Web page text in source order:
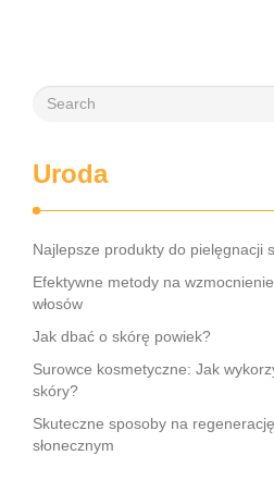
Uroda
Najlepsze produkty do pielęgnacji
Efektywne metody na
włosów
Jak dbać o skórę powiek?
Surowce kosmetyczne: Jak
skóry?
Skuteczne sposoby na
słonecznym